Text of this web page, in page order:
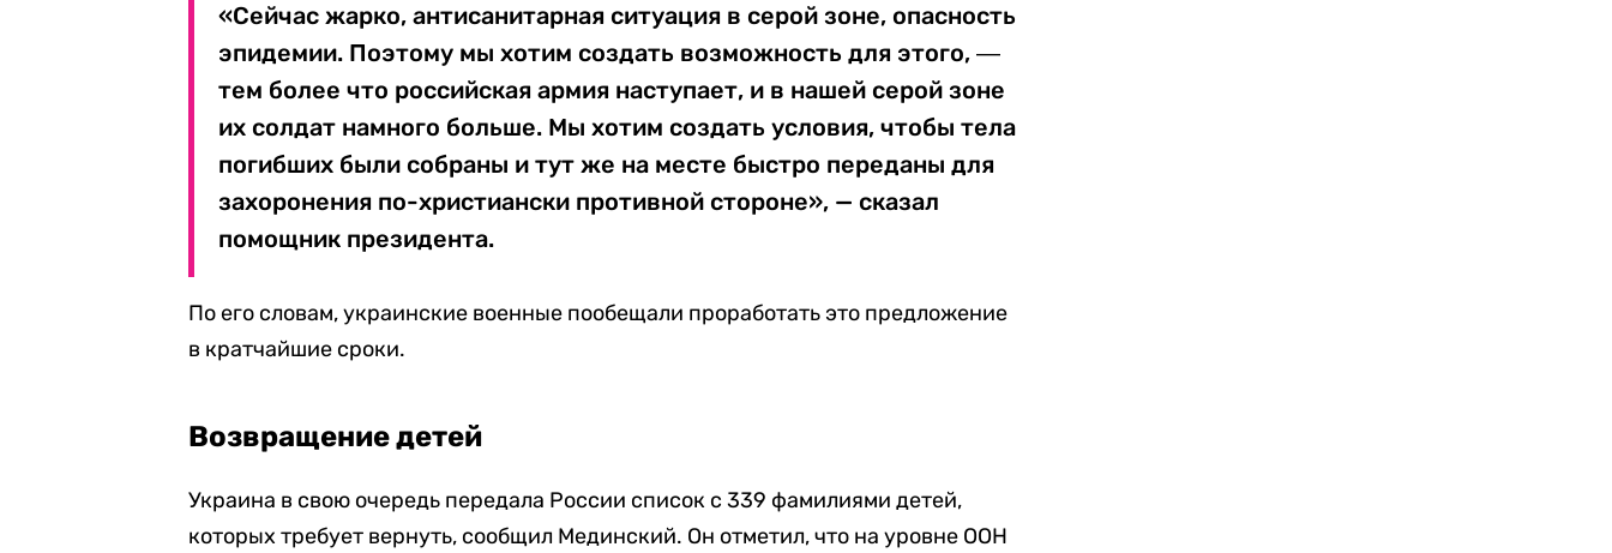
«Сейчас жарко, антисанитарная ситуация в серой зоне, опасность
эпидемии. Поэтому мы хотим создать возможность для этого, ―
тем более что российская армия наступает, и в нашей серой зоне
их солдат намного больше. Мы хотим создать условия, чтобы тела
погибших были собраны и тут же на месте быстро переданы для
захоронения по-христиански противной стороне», — сказал
помощник президента.
По его словам, украинские военные пообещали проработать это предложение
в кратчайшие сроки.
Возвращение детей
Украина в свою очередь передала России список с 339 фамилиями детей,
которых требует вернуть, сообщил Мединский. Он отметил, что на уровне ООН